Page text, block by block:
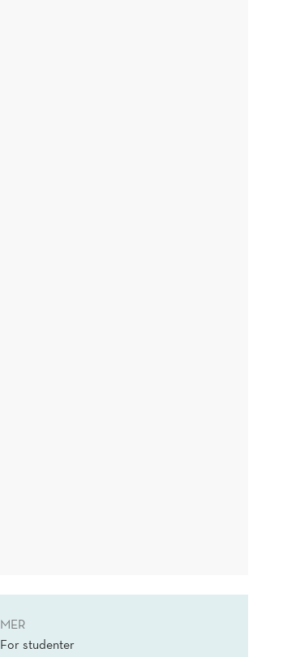
MER
For studenter